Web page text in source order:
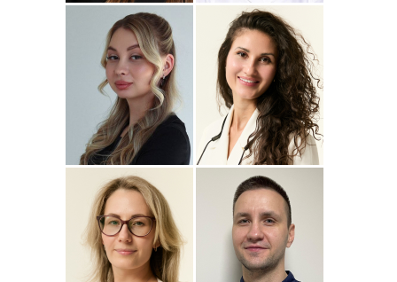
Амина
Подробнеео Полина
Соколовская
Стоматолог-терапевт
Подробнее о
Прохорова
Анастасия
Стоматолог-терапевт